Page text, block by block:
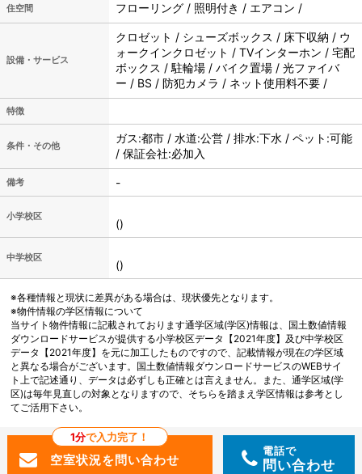
住空間 フローリング / 照明付き / エアコン /
設備・サービス
クロゼット / シューズボックス / 床下収納 / ウ
ォークインクロゼット / TVインターホン / 宅配
ボックス / 駐輪場 / バイク置場 / 光ファイバ
ー / BS / 防犯カメラ / ネット使用料不要 /
特徴
条件・その他
ガス:都市 / 水道:公営 / 排水:下水 / ペット:可能
/ 保証会社:必加入
備考 -
小学校区
()
中学校区
()
※各種情報と現状に差異がある場合は、現状優先となります。
※物件情報の学区情報について
当サイト物件情報に記載されております通学区域(学区)情報は、国土数値情報
ダウンロードサービスが提供する小学校区データ【2021年度】及び中学校区
データ【2021年度】を元に加工したものですので、記載情報が現在の学区域
と異なる場合がございます。国土数値情報ダウンロードサービスのWEBサイ
ト上で記述通り、データは必ずしも正確とは言えません。また、通学区域(学
区)は毎年見直しの対象となりますので、そちらを踏まえ学区情報は参考とし
てご活用下さい。
1分で入力完了！
電話で
問い合わせ